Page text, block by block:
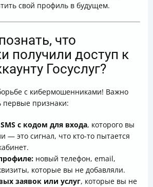
свой профиль в будущем.
что
получили доступ к
Госуслуг?
с кибермошенниками! Важно
первые признаки:
с кодом для входа, которого вы
— это сигнал, что кто-то пытается
новый телефон, email,
которые вы не добавляли.
заявок или услуг, которые вы не